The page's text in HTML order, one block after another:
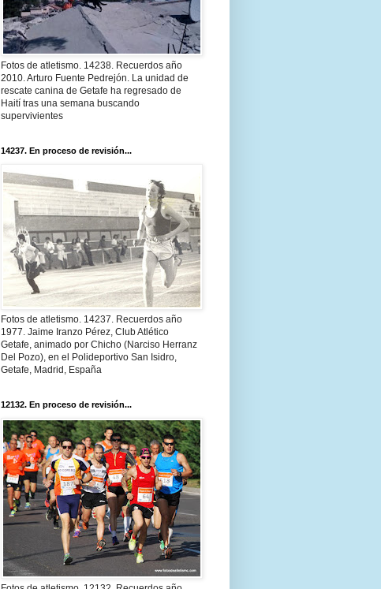
Fotos de atletismo. 14238. Recuerdos año
2010. Arturo Fuente Pedrejón. La unidad de
rescate canina de Getafe ha regresado de
Haití tras una semana buscando
supervivientes
14237. En proceso de revisión...
Fotos de atletismo. 14237. Recuerdos año
1977. Jaime Iranzo Pérez, Club Atlético
Getafe, animado por Chicho (Narciso Herranz
Del Pozo), en el Polideportivo San Isidro,
Getafe, Madrid, España
12132. En proceso de revisión...